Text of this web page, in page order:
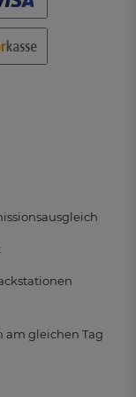
am gleichen Tag